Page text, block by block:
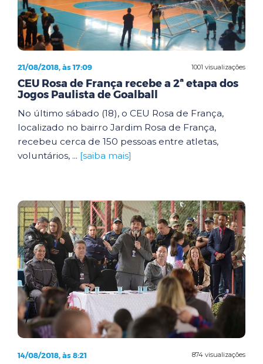
1001 visualizações
21/08/2018, às 17:09
CEU Rosa de França recebe a 2ª etapa dos
Jogos Paulista de Goalball
No último sábado (18), o CEU Rosa de França,
localizado no bairro Jardim Rosa de França,
recebeu cerca de 150 pessoas entre atletas,
voluntários, ... [saiba mais]
874 visualizações
14/08/2018, às 8:21